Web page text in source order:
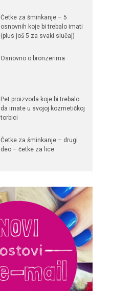
Četke za šminkanje – 5
osnovnih koje bi trebalo imati
(plus još 5 za svaki slučaj)
Osnovno o bronzerima
Pet proizvoda koje bi trebalo
da imate u svojoj kozmetičkoj
torbici
Četke za šminkanje – drugi
deo – četke za lice